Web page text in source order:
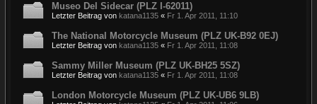
Museo Del Sidecar (PLZ I-62011)
Letzter Beitrag von katana1135 « Fr 1. Apr 2011, 11:10
The National Motorcycle Museum (PLZ UK-B92 0EJ)
Letzter Beitrag von katana1135 « Fr 1. Apr 2011, 11:08
Sammy Miller Museum (PLZ UK-BH25 5SZ)
Letzter Beitrag von katana1135 « Fr 1. Apr 2011, 11:08
London Motorcycle Museum (PLZ UK-UB6 9LB)